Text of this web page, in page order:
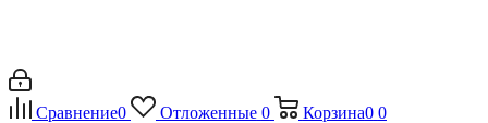
Сравнение0 Отложенные 0 Корзина0 0